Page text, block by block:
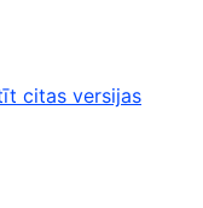
citas versijas